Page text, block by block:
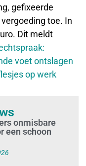
gefixeerde
toe. In
Dit meldt
voet ontslagen
op werk
onmisbare
een schoon